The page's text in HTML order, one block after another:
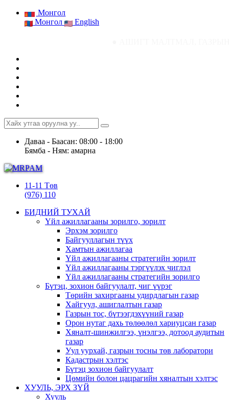
Монгол
Монгол
English
Даваа - Баасан: 08:00 - 18:00
Бямба - Ням: амарна
11-11 Төв
(976) 110
БИДНИЙ ТУХАЙ
Үйл ажиллагааны зорилго, зорилт
Эрхэм зорилго
Байгууллагын түүх
Хамтын ажиллагаа
Үйл ажиллагааны стратегийн зорилт
Үйл ажиллагааны тэргүүлэх чиглэл
Үйл ажиллагааны стратегийн зорилго
Бүтэц, зохион байгуулалт, чиг үүрэг
Төрийн захиргааны удирдлагын газар
Хайгуул, ашиглалтын газар
Газрын тос, бүтээгдэхүүний газар
Орон нутаг дахь төлөөлөл хариуцсан газар
Хяналт-шинжилгээ, үнэлгээ, дотоод аудитын
газар
Уул уурхай, газрын тосны төв лаборатори
Кадастрын хэлтэс
Бүтэц зохион байгуулалт
Цөмийн болон цацрагийн хяналтын хэлтэс
ХУУЛЬ, ЭРХ ЗҮЙ
Хууль